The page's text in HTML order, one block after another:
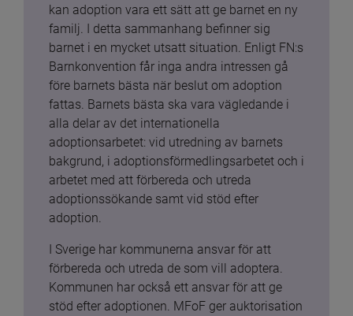
kan adoption vara ett sätt att ge barnet en ny
familj. I detta sammanhang befinner sig
barnet i en mycket utsatt situation. Enligt FN:s
Barnkonvention får inga andra intressen gå
före barnets bästa när beslut om adoption
fattas. Barnets bästa ska vara vägledande i
alla delar av det internationella
adoptionsarbetet: vid utredning av barnets
bakgrund, i adoptionsförmedlingsarbetet och i
arbetet med att förbereda och utreda
adoptionssökande samt vid stöd efter
adoption.
I Sverige har kommunerna ansvar för att
förbereda och utreda de som vill adoptera.
Kommunen har också ett ansvar för att ge
stöd efter adoptionen. MFoF ger auktorisation